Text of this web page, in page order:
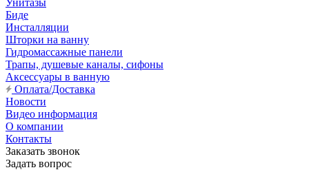
Унитазы
Биде
Инсталляции
Шторки на ванну
Гидромассажные панели
Трапы, душевые каналы, сифоны
Аксессуары в ванную
Оплата/Доставка
Новости
Видео информация
О компании
Контакты
Заказать звонок
Задать вопрос